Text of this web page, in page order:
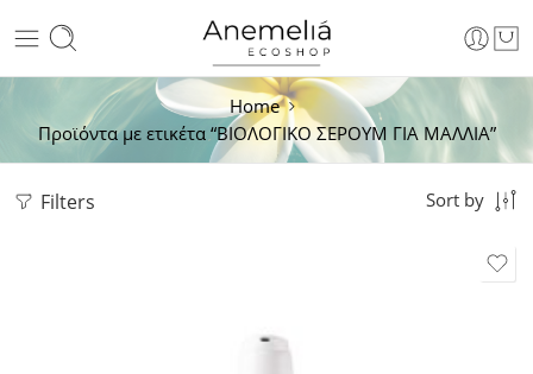
Home
Προϊόντα με ετικέτα “ΒΙΟΛΟΓΙΚΟ ΣΕΡΟΥΜ ΓΙΑ ΜΑΛΛΙΑ”
Filters Sort by